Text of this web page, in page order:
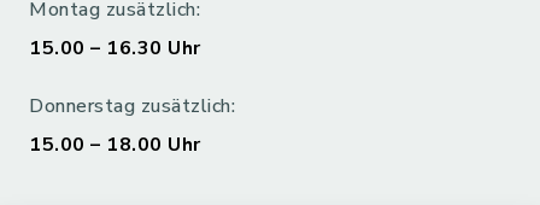
Montag zusätzlich:
15.00 – 16.30 Uhr
Donnerstag zusätzlich:
15.00 – 18.00 Uhr